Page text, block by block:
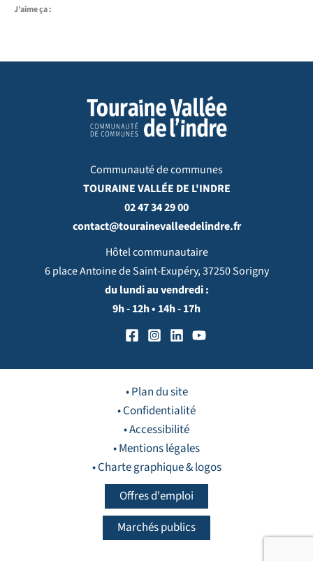
J’aime ça :
Communauté de communes
TOURAINE VALLÉE DE L'INDRE
02 47 34 29 00
contact@tourainevalleedelindre.fr
Hôtel communautaire
6 place Antoine de Saint-Exupéry, 37250 Sorigny
du lundi au vendredi :
9h - 12h • 14h - 17h
• Plan du site
• Confidentialité
• Accessibilité
• Mentions légales
• Charte graphique & logos
Offres d'emploi
Marchés publics